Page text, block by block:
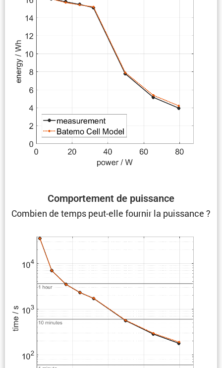
Compor­te­ment de puissance
Combien de temps peut-elle fournir la puissance ?